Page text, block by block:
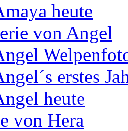
heute
von Angel
erstes
heute
von Hera